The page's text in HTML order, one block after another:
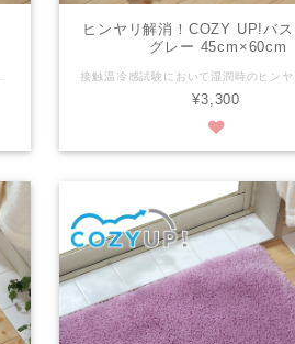
ヒンヤリ解消！COZY UP!バ
グレー 45cm×60cm
¥3,300